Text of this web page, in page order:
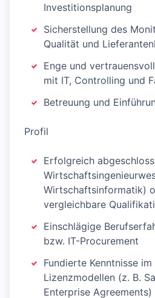
Investitionsplanung
Sicherstellung des
Qualität und
Enge und
mit IT, Controlling und
Betreuung und
Profil
Erfolgreich
Wirtschaftsinformatik)
vergleichbare
Einschlägige
bzw. IT-Procurement
Fundierte Kenntnisse
Lizenzmodellen (z. B.
Enterprise Agreements)